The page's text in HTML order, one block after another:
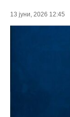
13 јуни, 2026 12:45